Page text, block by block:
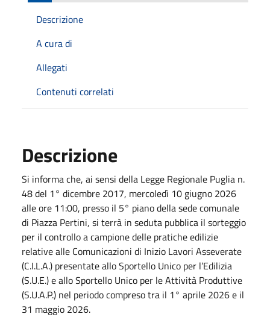
Descrizione
A cura di
Allegati
Contenuti correlati
Descrizione
Si informa che, ai sensi della Legge Regionale Puglia n.
48 del 1° dicembre 2017, mercoledì 10 giugno 2026
alle ore 11:00, presso il 5° piano della sede comunale
di Piazza Pertini, si terrà in seduta pubblica il sorteggio
per il controllo a campione delle pratiche edilizie
relative alle Comunicazioni di Inizio Lavori Asseverate
(C.I.L.A.) presentate allo Sportello Unico per l’Edilizia
(S.U.E.) e allo Sportello Unico per le Attività Produttive
(S.U.A.P.) nel periodo compreso tra il 1° aprile 2026 e il
31 maggio 2026.